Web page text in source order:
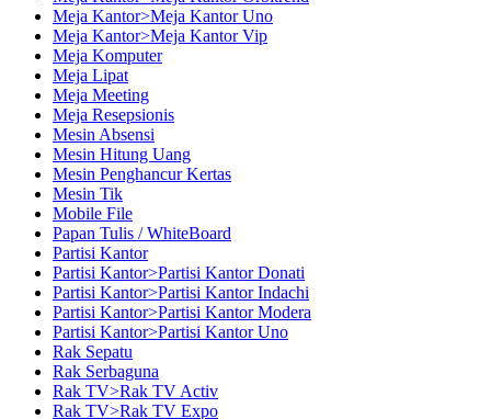
Meja Kantor>Meja Kantor Uno
Meja Kantor>Meja Kantor Vip
Meja Komputer
Meja Lipat
Meja Meeting
Meja Resepsionis
Mesin Absensi
Mesin Hitung Uang
Mesin Penghancur Kertas
Mesin Tik
Mobile File
Papan Tulis / WhiteBoard
Partisi Kantor
Partisi Kantor>Partisi Kantor Donati
Partisi Kantor>Partisi Kantor Indachi
Partisi Kantor>Partisi Kantor Modera
Partisi Kantor>Partisi Kantor Uno
Rak Sepatu
Rak Serbaguna
Rak TV>Rak TV Activ
Rak TV>Rak TV Expo